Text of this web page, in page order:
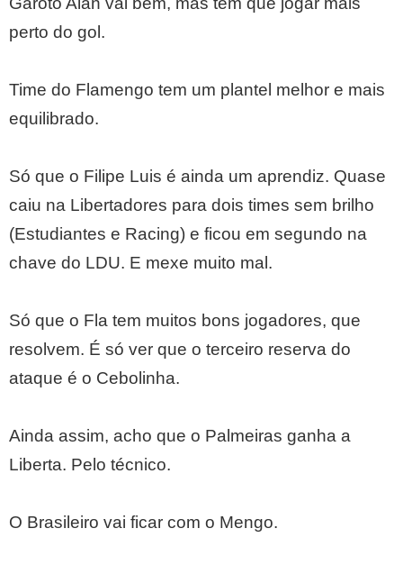
perto do gol.
Time do Flamengo tem um plantel melhor e mais
equilibrado.
Só que o Filipe Luis é ainda um aprendiz. Quase
caiu na Libertadores para dois times sem brilho
(Estudiantes e Racing) e ficou em segundo na
chave do LDU. E mexe muito mal.
Só que o Fla tem muitos bons jogadores, que
resolvem. É só ver que o terceiro reserva do
ataque é o Cebolinha.
Ainda assim, acho que o Palmeiras ganha a
Liberta. Pelo técnico.
O Brasileiro vai ficar com o Mengo.